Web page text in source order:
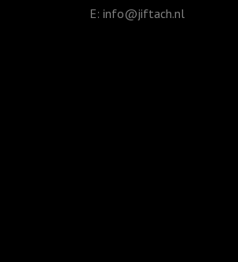
E: info@jiftach.nl